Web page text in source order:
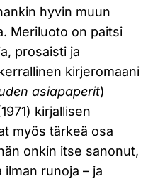
hyvin muun
Meriluoto on paitsi
prosaisti ja
kirjeromaani
asiapaperit)
kirjallisen
myös tärkeä osa
onkin itse sanonut,
runoja – ja